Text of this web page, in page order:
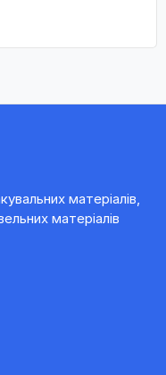
матеріалів,
матеріалів